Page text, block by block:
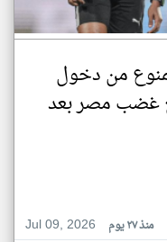
من دخول
غضب مصر بعد
Jul 09, 2026
منذ ٢٧ يوم